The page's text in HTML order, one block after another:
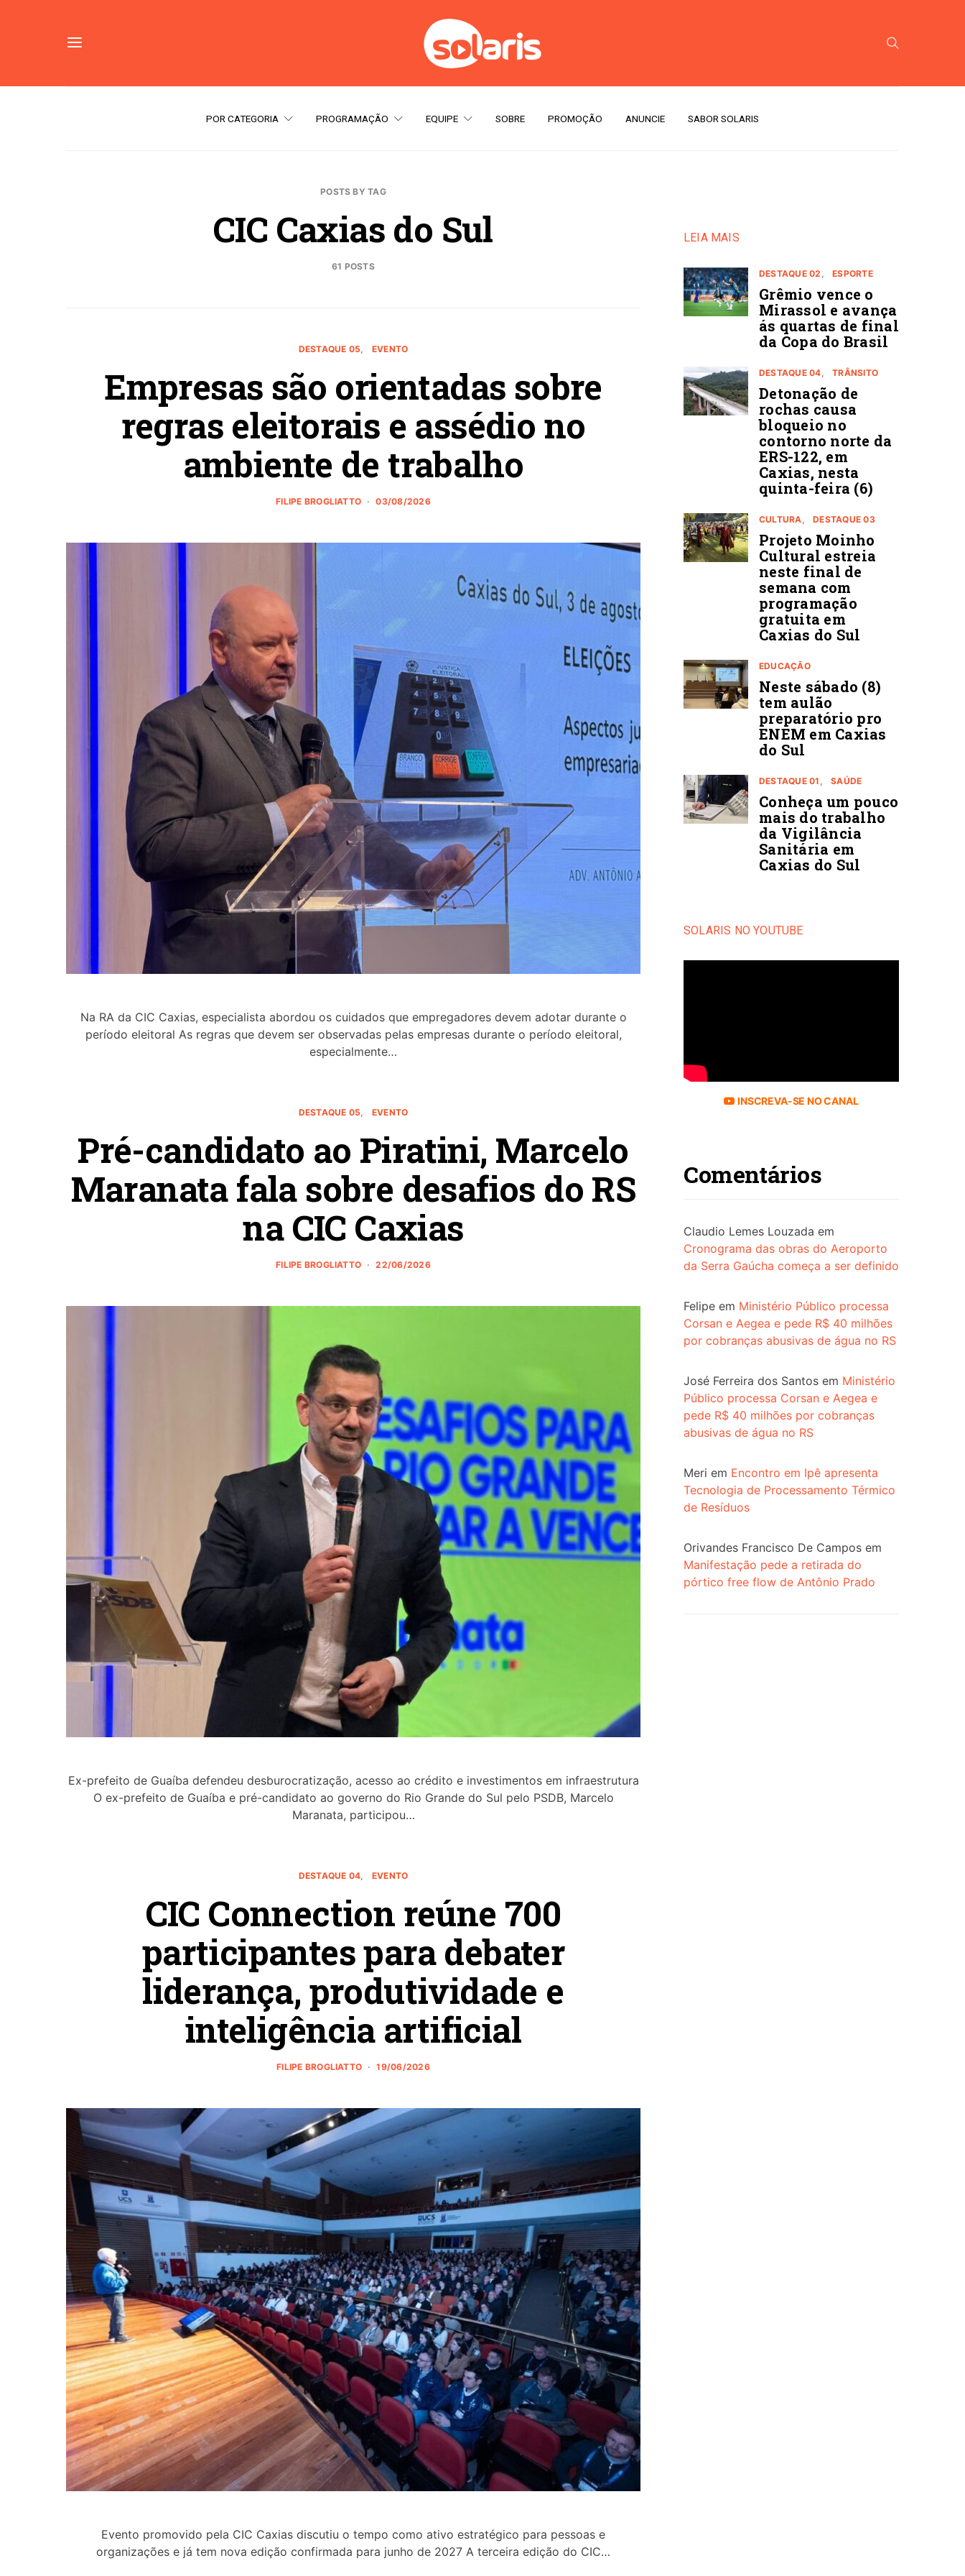
POR CATEGORIA PROGRAMAÇÃO EQUIPE SOBRE PROMOÇÃO ANUNCIE SABOR SOLARIS
POSTS BY TAG
CIC Caxias do Sul
61 POSTS
DESTAQUE 05 EVENTO
Empresas são orientadas sobre
regras eleitorais e assédio no
ambiente de trabalho
FILIPE BROGLIATTO 03/08/2026
Na RA da CIC Caxias, especialista abordou os cuidados que empregadores devem adotar durante o
período eleitoral As regras que devem ser observadas pelas empresas durante o período eleitoral,
especialmente…
DESTAQUE 05 EVENTO
Pré-candidato ao Piratini, Marcelo
Maranata fala sobre desafios do RS
na CIC Caxias
FILIPE BROGLIATTO 22/06/2026
Ex-prefeito de Guaíba defendeu desburocratização, acesso ao crédito e investimentos em infraestrutura
O ex-prefeito de Guaíba e pré-candidato ao governo do Rio Grande do Sul pelo PSDB, Marcelo
Maranata, participou…
DESTAQUE 04 EVENTO
CIC Connection reúne 700
participantes para debater
liderança, produtividade e
inteligência artificial
FILIPE BROGLIATTO 19/06/2026
Evento promovido pela CIC Caxias discutiu o tempo como ativo estratégico para pessoas e
organizações e já tem nova edição confirmada para junho de 2027 A terceira edição do CIC…
LEIA MAIS
DESTAQUE 02 ESPORTE
Grêmio vence o
Mirassol e avança
ás quartas de final
da Copa do Brasil
DESTAQUE 04 TRÂNSITO
Detonação de
rochas causa
bloqueio no
contorno norte da
ERS-122, em
Caxias, nesta
quinta-feira (6)
CULTURA DESTAQUE 03
Projeto Moinho
Cultural estreia
neste final de
semana com
programação
gratuita em
Caxias do Sul
EDUCAÇÃO
Neste sábado (8)
tem aulão
preparatório pro
ENEM em Caxias
do Sul
DESTAQUE 01 SAÚDE
Conheça um pouco
mais do trabalho
da Vigilância
Sanitária em
Caxias do Sul
SOLARIS NO YOUTUBE
INSCREVA-SE NO CANAL
Comentários
Claudio Lemes Louzada em
Cronograma das obras do Aeroporto
da Serra Gaúcha começa a ser definido
Felipe em Ministério Público processa
Corsan e Aegea e pede R$ 40 milhões
por cobranças abusivas de água no RS
José Ferreira dos Santos em Ministério
Público processa Corsan e Aegea e
pede R$ 40 milhões por cobranças
abusivas de água no RS
Meri em Encontro em Ipê apresenta
Tecnologia de Processamento Térmico
de Resíduos
Orivandes Francisco De Campos em
Manifestação pede a retirada do
pórtico free flow de Antônio Prado